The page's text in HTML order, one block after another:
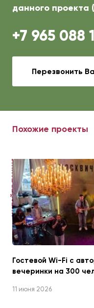
данного проекта
+7 965 088
Перезвонить
Похожие проекты
ЧИТАЙТЕ ТАКЖЕ
Гостевой Wi-Fi с
вечеринки на 300
11 июня 2026